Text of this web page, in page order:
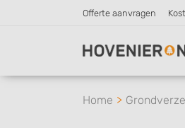
Offerte aanvragen
Home